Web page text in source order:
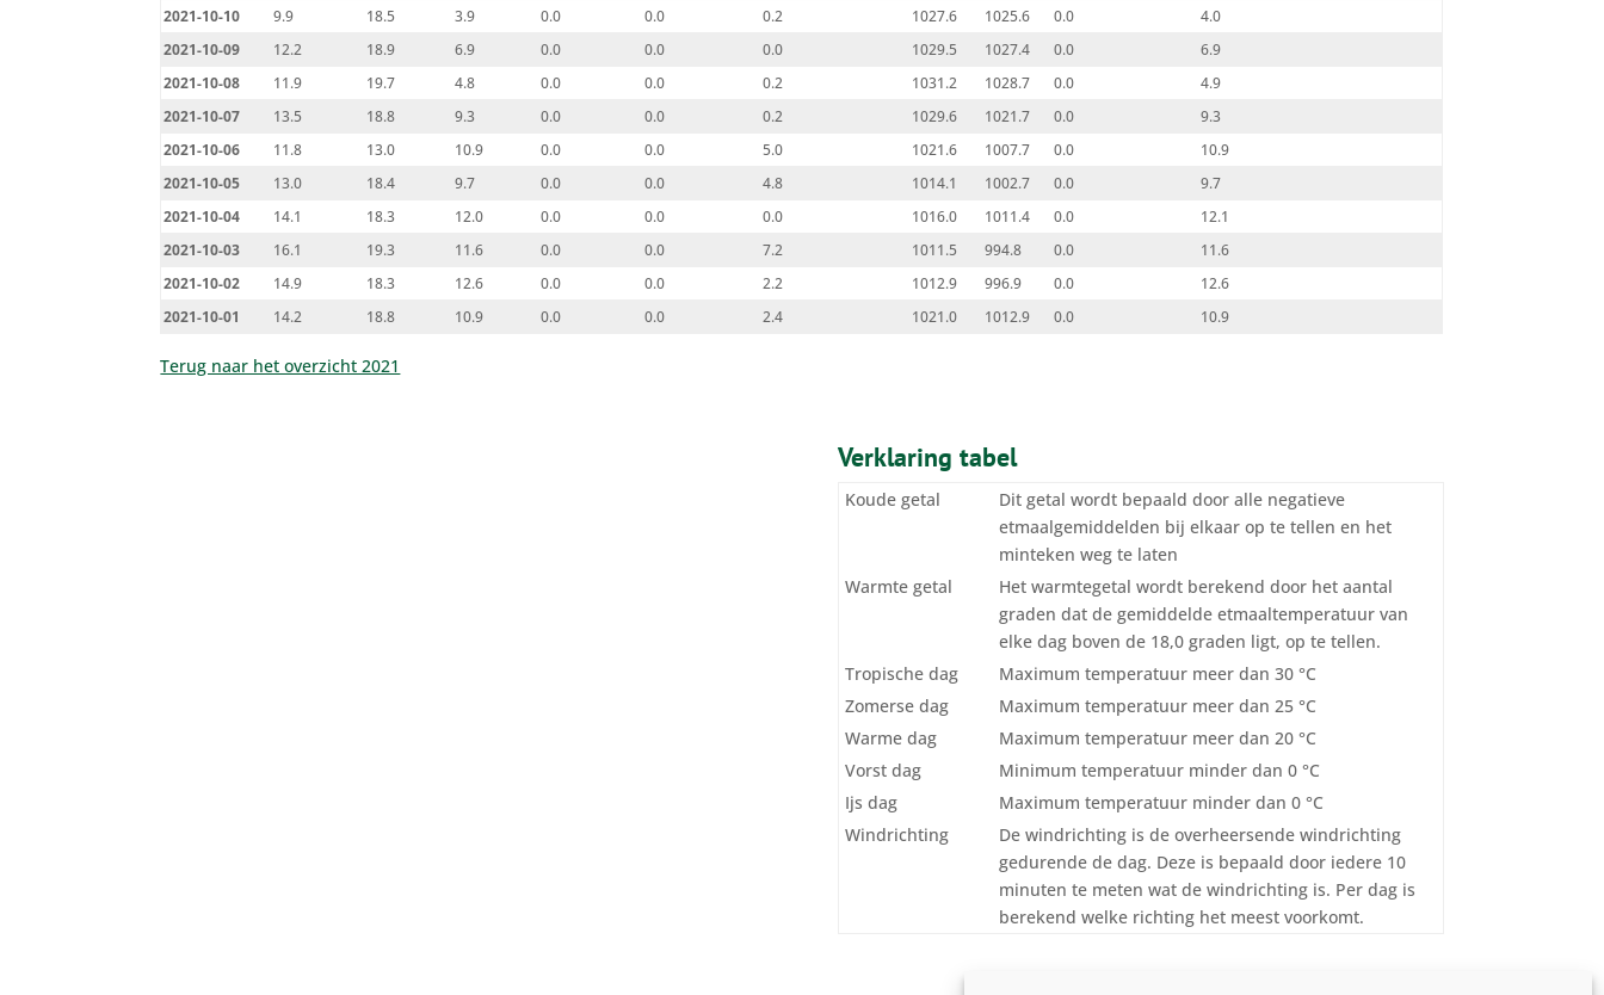
2021-10-10
9.9 18.5 3.9 0.0 0.0 0.2 1027.6 1025.6 0.0
4.0
2021-10-09
12.2 18.9 6.9 0.0 0.0 0.0 1029.5 1027.4 0.0
6.9
2021-10-08
11.9 19.7 4.8 0.0 0.0 0.2 1031.2 1028.7 0.0
4.9
2021-10-07
13.5 18.8 9.3 0.0 0.0 0.2 1029.6 1021.7 0.0
9.3
2021-10-06
11.8 13.0 10.9 0.0 0.0 5.0 1021.6 1007.7 0.0
10.9
2021-10-05
13.0 18.4 9.7 0.0 0.0 4.8 1014.1 1002.7 0.0
9.7
2021-10-04
14.1 18.3 12.0 0.0 0.0 0.0 1016.0 1011.4 0.0
12.1
2021-10-03
16.1 19.3 11.6 0.0 0.0 7.2 1011.5 994.8 0.0
11.6
2021-10-02
14.9 18.3 12.6 0.0 0.0 2.2 1012.9 996.9 0.0
12.6
2021-10-01
14.2 18.8 10.9 0.0 0.0 2.4 1021.0 1012.9 0.0 10.9
Terug naar het overzicht 2021
Verklaring tabel
Koude getal
Dit getal wordt bepaald door alle negatieve
etmaalgemiddelden bij elkaar op te tellen en het
minteken weg te laten
Warmte getal
Het warmtegetal wordt berekend door het aantal
graden dat de gemiddelde etmaaltemperatuur van
elke dag boven de 18,0 graden ligt, op te tellen.
Tropische dag
Maximum temperatuur meer dan 30 °C
Zomerse dag
Maximum temperatuur meer dan 25 °C
Warme dag
Maximum temperatuur meer dan 20 °C
Vorst dag
Minimum temperatuur minder dan 0 °C
Ijs dag
Maximum temperatuur minder dan 0 °C
Windrichting
De windrichting is de overheersende windrichting
gedurende de dag. Deze is bepaald door iedere 10
minuten te meten wat de windrichting is. Per dag is
berekend welke richting het meest voorkomt.